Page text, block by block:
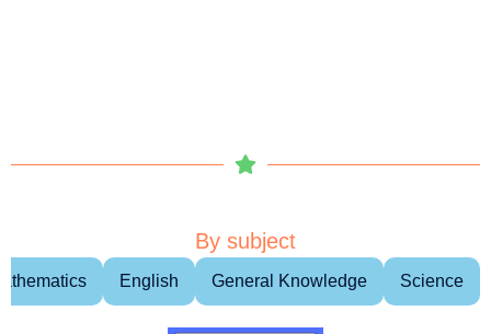
By subject
English General Knowledge Science